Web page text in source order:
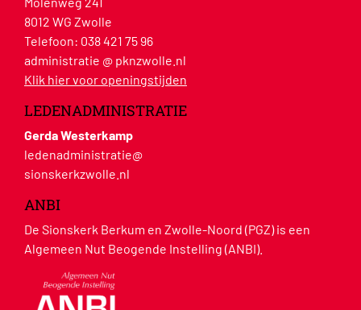
8012 WG Zwolle
Telefoon: 038 421 75 96
administratie @ pknzwolle.nl
Klik hier voor openingstijden
LEDENADMINISTRATIE
Gerda Westerkamp
ledenadministratie@
sionskerkzwolle.nl
ANBI
De Sionskerk Berkum en Zwolle-Noord (PGZ) is een
Algemeen Nut Beogende Instelling (ANBI).